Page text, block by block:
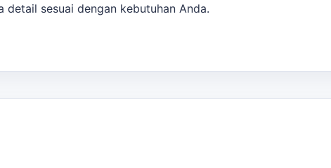
sesuai dengan kebutuhan Anda.